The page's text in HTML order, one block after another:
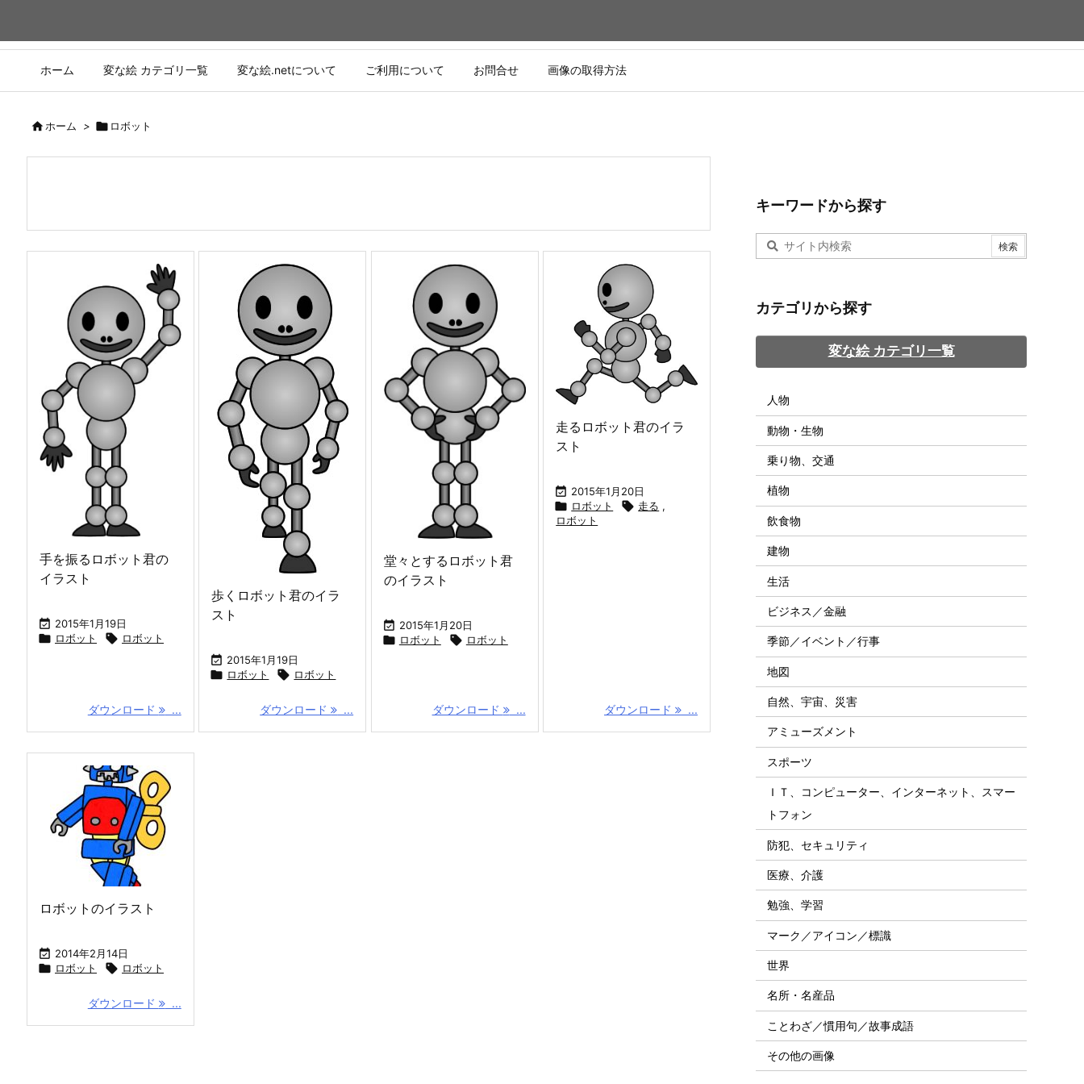
ホーム 変な絵 カテゴリ一覧 変な絵.netについて ご利用について お問合せ 画像の取得方法
ホーム >  ロボット
手を振るロボット君の
イラスト
 2015年1月19日
 ロボット  ロボット
ダウンロード ...
歩くロボット君のイラ
スト
 2015年1月19日
 ロボット  ロボット
ダウンロード ...
堂々とするロボット君
のイラスト
 2015年1月20日
 ロボット  ロボット
ダウンロード ...
走るロボット君のイラ
スト
 2015年1月20日
 ロボット  走る ,
ロボット
ダウンロード ...
ロボットのイラスト
 2014年2月14日
 ロボット  ロボット
ダウンロード ...
キーワードから探す
カテゴリから探す
変な絵 カテゴリ一覧
人物
動物・生物
乗り物、交通
植物
飲食物
建物
生活
ビジネス／金融
季節／イベント／行事
地図
自然、宇宙、災害
アミューズメント
スポーツ
ＩＴ、コンピューター、インターネット、スマー
トフォン
防犯、セキュリティ
医療、介護
勉強、学習
マーク／アイコン／標識
世界
名所・名産品
ことわざ／慣用句／故事成語
その他の画像